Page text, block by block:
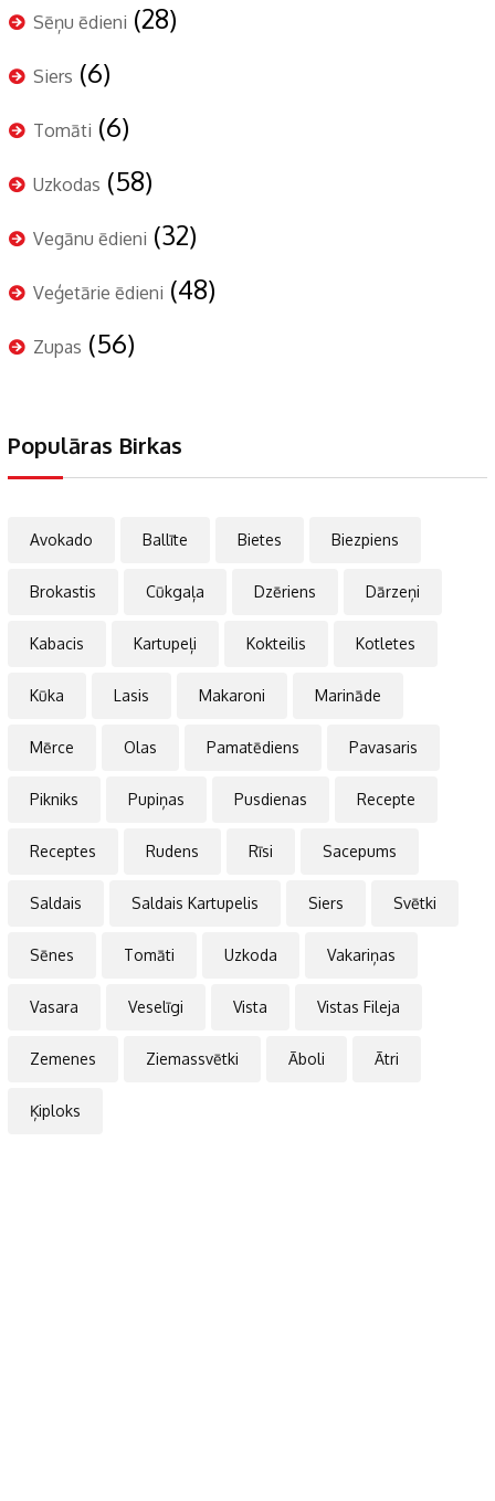
Sēņu ēdieni (28)
Siers (6)
Tomāti (6)
Uzkodas (58)
Vegānu ēdieni (32)
Veģetārie ēdieni (48)
Zupas (56)
Populāras Birkas
Avokado Ballīte Bietes Biezpiens
Brokastis Cūkgaļa Dzēriens Dārzeņi
Kabacis Kartupeļi Kokteilis Kotletes
Kūka Lasis Makaroni Marināde
Mērce Olas Pamatēdiens Pavasaris
Pikniks Pupiņas Pusdienas Recepte
Receptes Rudens Rīsi Sacepums
Saldais Saldais Kartupelis Siers Svētki
Sēnes Tomāti Uzkoda Vakariņas
Vasara Veselīgi Vista Vistas Fileja
Zemenes Ziemassvētki Āboli Ātri
Ķiploks